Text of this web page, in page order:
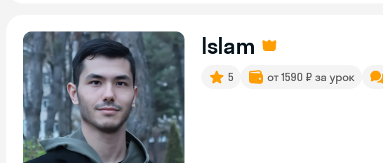
Islam
5 от 1590 ₽ за урок